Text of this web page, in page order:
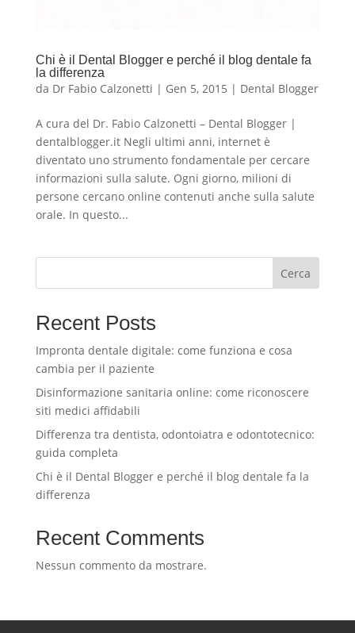
Chi è il Dental Blogger e perché il blog dentale fa
la differenza
da Dr Fabio Calzonetti | Gen 5, 2015 | Dental Blogger
A cura del Dr. Fabio Calzonetti – Dental Blogger |
dentalblogger.it Negli ultimi anni, internet è
diventato uno strumento fondamentale per cercare
informazioni sulla salute. Ogni giorno, milioni di
persone cercano online contenuti anche sulla salute
orale. In questo...
Cerca
Recent Posts
Impronta dentale digitale: come funziona e cosa
cambia per il paziente
Disinformazione sanitaria online: come riconoscere
siti medici affidabili
Differenza tra dentista, odontoiatra e odontotecnico:
guida completa
Chi è il Dental Blogger e perché il blog dentale fa la
differenza
Recent Comments
Nessun commento da mostrare.